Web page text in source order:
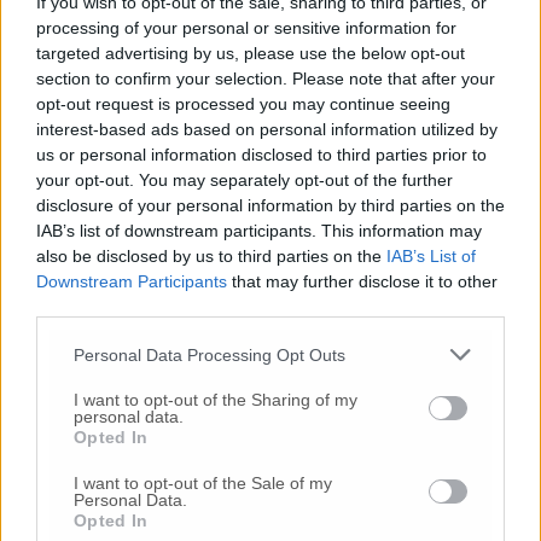
processing of your personal or sensitive information for
targeted advertising by us, please use the below opt-out
section to confirm your selection. Please note that after your
opt-out request is processed you may continue seeing
interest-based ads based on personal information utilized by
us or personal information disclosed to third parties prior to
your opt-out. You may separately opt-out of the further
disclosure of your personal information by third parties on the
IAB’s list of downstream participants. This information may
also be disclosed by us to third parties on the IAB’s List of
Downstream Participants that may further disclose it to other
Personal Data Processing Opt Outs
I want to opt-out of the Sharing of my
personal data.
Opted In
I want to opt-out of the Sale of my
Personal Data.
Opted In
Acqua sempre di Ancona.
© RIPRODUZIONE RISERVATA
Vai alla home
Commenti